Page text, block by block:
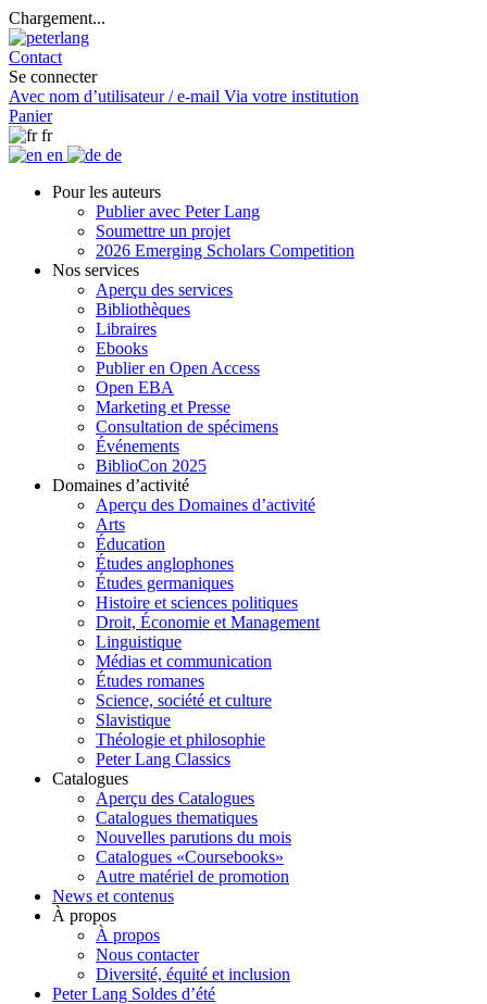
Chargement...
Contact
Se connecter
Avec nom d’utilisateur / e-mail Via votre institution
Panier
fr
en
de
Pour les auteurs
Publier avec Peter Lang
Soumettre un projet
2026 Emerging Scholars Competition
Nos services
Aperçu des services
Bibliothèques
Libraires
Ebooks
Publier en Open Access
Open EBA
Marketing et Presse
Consultation de spécimens
Événements
BiblioCon 2025
Domaines d’activité
Aperçu des Domaines d’activité
Arts
Éducation
Études anglophones
Études germaniques
Histoire et sciences politiques
Droit, Économie et Management
Linguistique
Médias et communication
Études romanes
Science, société et culture
Slavistique
Théologie et philosophie
Peter Lang Classics
Catalogues
Aperçu des Catalogues
Catalogues thematiques
Nouvelles parutions du mois
Catalogues «Coursebooks»
Autre matériel de promotion
News et contenus
À propos
À propos
Nous contacter
Diversité, équité et inclusion
Peter Lang Soldes d’été